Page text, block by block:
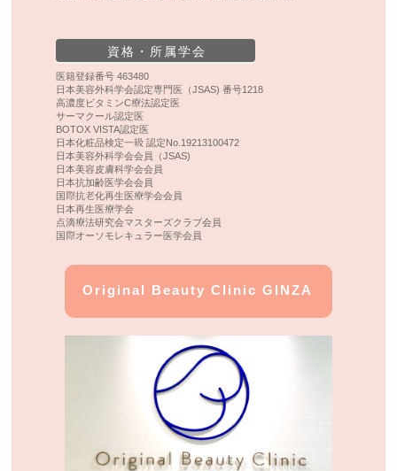
資格・所属学会
医籍登録番号 463480
日本美容外科学会認定専門医（JSAS) 番号1218
高濃度ビタミンC療法認定医
サーマクール認定医
BOTOX VISTA認定医
日本化粧品検定一級 認定No.19213100472
日本美容外科学会会員（JSAS)
日本美容皮膚科学会会員
日本抗加齢医学会会員
国際抗老化再生医療学会会員
日本再生医療学会
点滴療法研究会マスターズクラブ会員
国際オーソモレキュラー医学会員
Original Beauty Clinic GINZA